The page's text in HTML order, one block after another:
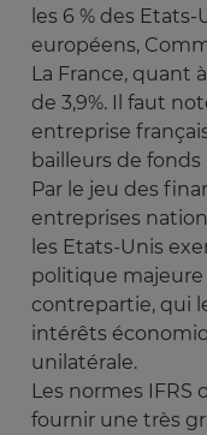
les 6 % des
européens,
La France, quant
de 3,9%. Il faut
entreprise
bailleurs de fonds
Par le jeu des
entreprises
les Etats-Unis
politique majeure
contrepartie, qui
intérêts
unilatérale.
Les normes IFRS
fournir une très